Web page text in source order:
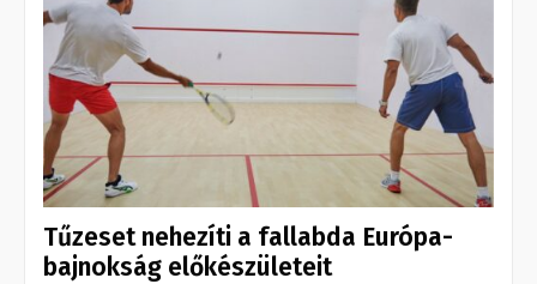
Tűzeset nehezíti a fallabda Európa-
bajnokság előkészületeit